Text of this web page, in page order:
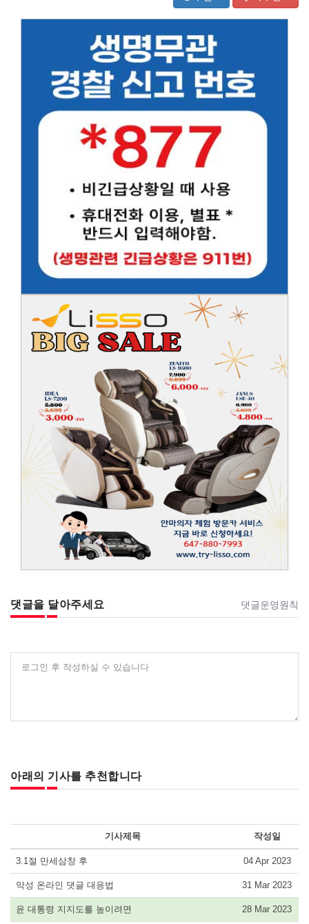
댓글을 달아주세요 댓글운영원칙
로그인 후 작성하실 수 있습니다
아래의 기사를 추천합니다
기사제목 작성일
3.1절 만세삼창 후 04 Apr 2023
악성 온라인 댓글 대응법 31 Mar 2023
윤 대통령 지지도를 높이려면 28 Mar 2023